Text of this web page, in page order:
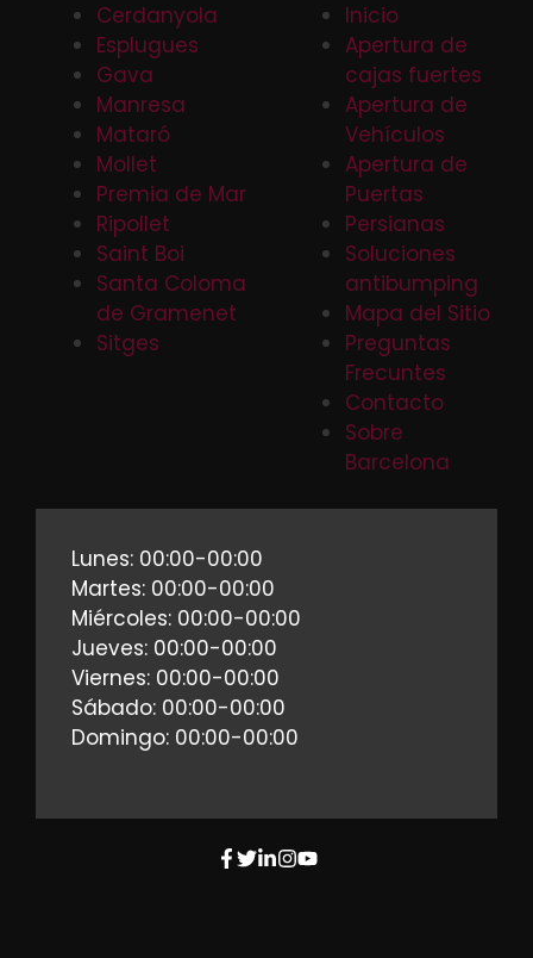
Cerdanyola
Esplugues
Gava
Manresa
Mataró
Mollet
Premia de Mar
Ripollet
Saint Boi
Santa Coloma
de Gramenet
Sitges
Inicio
Apertura de
cajas fuertes
Apertura de
Vehículos
Apertura de
Puertas
Persianas
Soluciones
antibumping
Mapa del Sitio
Preguntas
Frecuntes
Contacto
Sobre
Barcelona
Lunes: 00:00-00:00
Martes: 00:00-00:00
Miércoles: 00:00-00:00
Jueves: 00:00-00:00
Viernes: 00:00-00:00
Sábado: 00:00-00:00
Domingo: 00:00-00:00